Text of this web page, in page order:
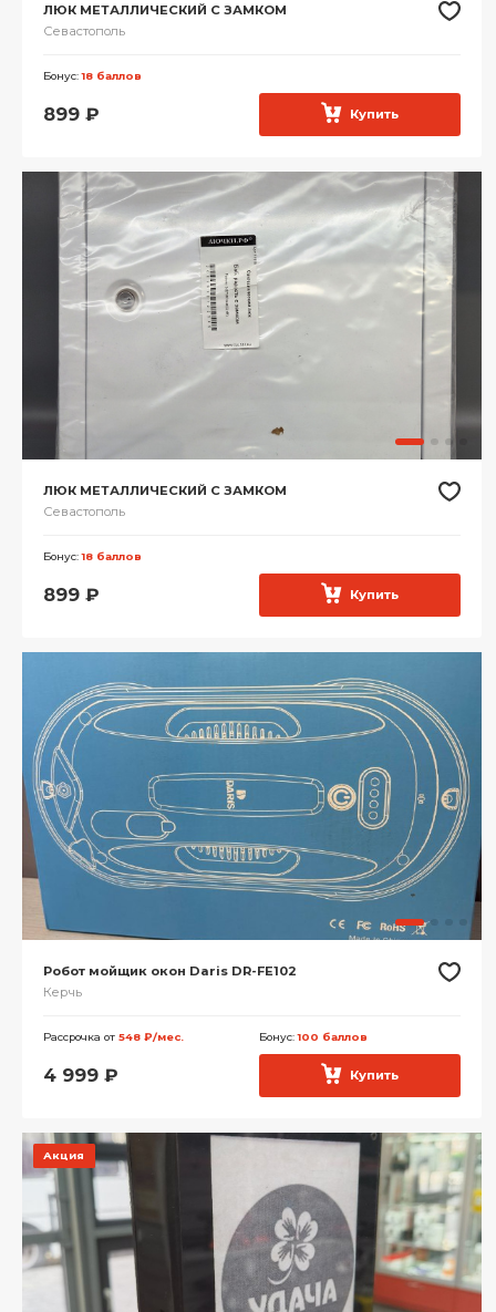
ЛЮК МЕТАЛЛИЧЕСКИЙ С ЗАМКОМ
Севастополь
Бонус:18 баллов
899 ₽ Купить
ЛЮК МЕТАЛЛИЧЕСКИЙ С ЗАМКОМ
Севастополь
Бонус:18 баллов
899 ₽ Купить
Робот мойщик окон Daris DR-FE102
Керчь
Рассрочка от 548 ₽/мес. Бонус:100 баллов
4 999 ₽ Купить
Акция